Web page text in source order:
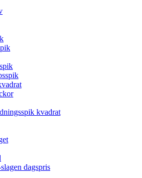
kvadrat
dagspris